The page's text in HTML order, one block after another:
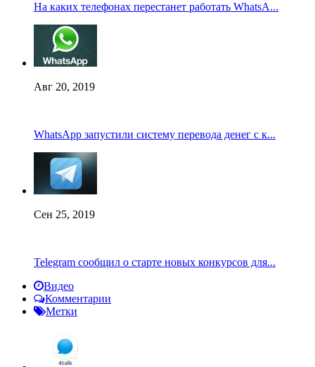
На каких телефонах перестанет работать WhatsA...
Авг 20, 2019
WhatsApp запустили систему перевода денег с к...
Сен 25, 2019
Telegram сообщил о старте новых конкурсов для...
Видео
Комментарии
Метки